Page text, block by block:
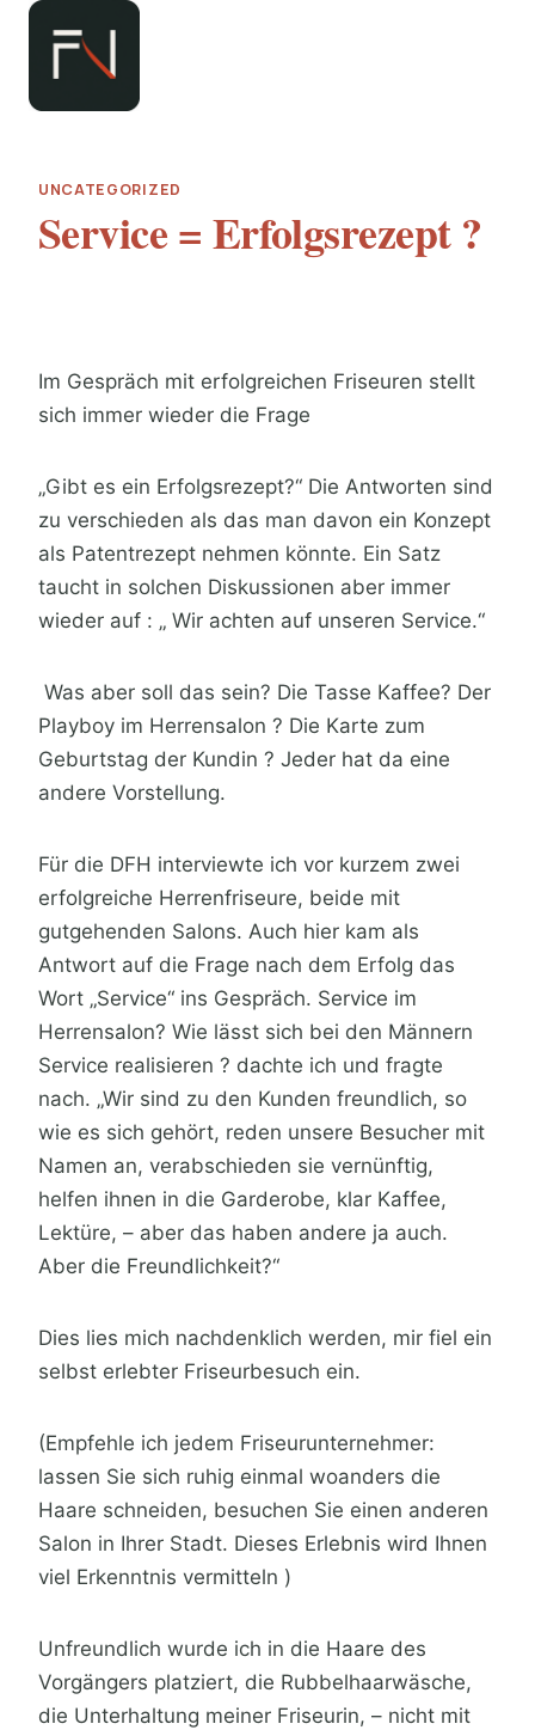
Zum
springen
UNCATEGORIZED
Service = Erfolgsrezept ?
Im Gespräch mit erfolgreichen Friseuren stellt
sich immer wieder die Frage
„Gibt es ein Erfolgsrezept?“ Die Antworten sind
zu verschieden als das man davon ein Konzept
als Patentrezept nehmen könnte. Ein Satz
taucht in solchen Diskussionen aber immer
wieder auf : „ Wir achten auf unseren Service.“
Was aber soll das sein? Die Tasse Kaffee? Der
Playboy im Herrensalon ? Die Karte zum
Geburtstag der Kundin ? Jeder hat da eine
andere Vorstellung.
Für die DFH interviewte ich vor kurzem zwei
erfolgreiche Herrenfriseure, beide mit
gutgehenden Salons. Auch hier kam als
Antwort auf die Frage nach dem Erfolg das
Wort „Service“ ins Gespräch. Service im
Herrensalon? Wie lässt sich bei den Männern
Service realisieren ? dachte ich und fragte
nach. „Wir sind zu den Kunden freundlich, so
wie es sich gehört, reden unsere Besucher mit
Namen an, verabschieden sie vernünftig,
helfen ihnen in die Garderobe, klar Kaffee,
Lektüre, – aber das haben andere ja auch.
Aber die Freundlichkeit?“
Dies lies mich nachdenklich werden, mir fiel ein
selbst erlebter Friseurbesuch ein.
(Empfehle ich jedem Friseurunternehmer:
lassen Sie sich ruhig einmal woanders die
Haare schneiden, besuchen Sie einen anderen
Salon in Ihrer Stadt. Dieses Erlebnis wird Ihnen
viel Erkenntnis vermitteln )
Unfreundlich wurde ich in die Haare des
Vorgängers platziert, die Rubbelhaarwäsche,
die Unterhaltung meiner Friseurin, – nicht mit